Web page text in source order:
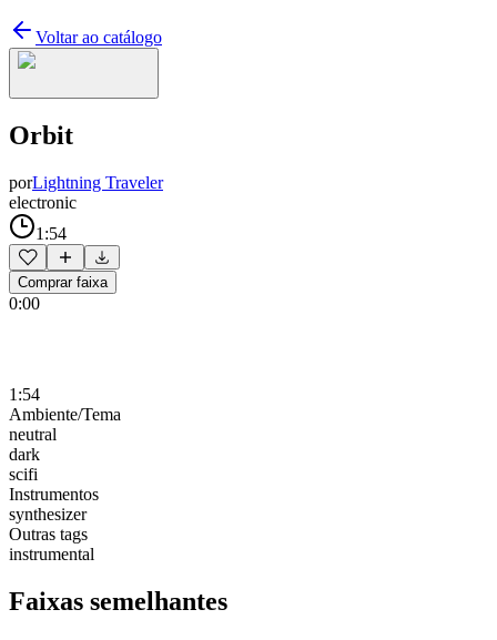
Voltar ao catálogo
Orbit
porLightning Traveler
electronic
1:54
Comprar faixa
0:00
1:54
Ambiente/Tema
neutral
dark
scifi
Instrumentos
synthesizer
Outras tags
instrumental
Faixas semelhantes